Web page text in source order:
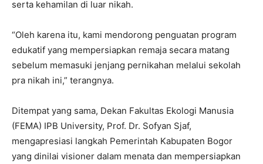
serta kehamilan di luar nikah.
“Oleh karena itu, kami mendorong penguatan program
edukatif yang mempersiapkan remaja secara matang
sebelum memasuki jenjang pernikahan melalui sekolah
pra nikah ini,” terangnya.
Ditempat yang sama, Dekan Fakultas Ekologi Manusia
(FEMA) IPB University, Prof. Dr. Sofyan Sjaf,
mengapresiasi langkah Pemerintah Kabupaten Bogor
yang dinilai visioner dalam menata dan mempersiapkan